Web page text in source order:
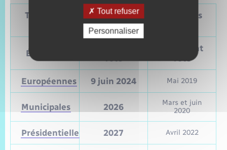
Tableau – Dates et périodicité des élections
politiques
Élections
vote
Précédent
vote
Européennes 9 juin 2024 Mai 2019
Municipales 2026
Mars et juin
2020
Présidentielle 2027 Avril 2022
Tout refuser
Personnaliser